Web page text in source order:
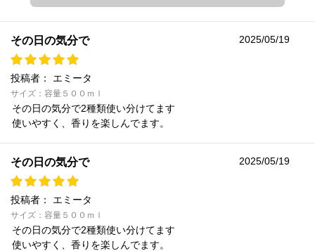
その日の気分で 2025/05/19
投稿者： エミータ
サイズ：容量５００ｍｌ
その日の気分で2種類使い分けてます
使いやすく、香りを楽しんでます。
その日の気分で 2025/05/19
投稿者： エミータ
サイズ：容量５００ｍｌ
その日の気分で2種類使い分けてます
使いやすく、香りを楽しんでます。